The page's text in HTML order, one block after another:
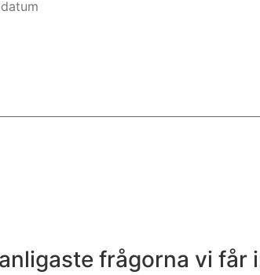
frågorna vi får